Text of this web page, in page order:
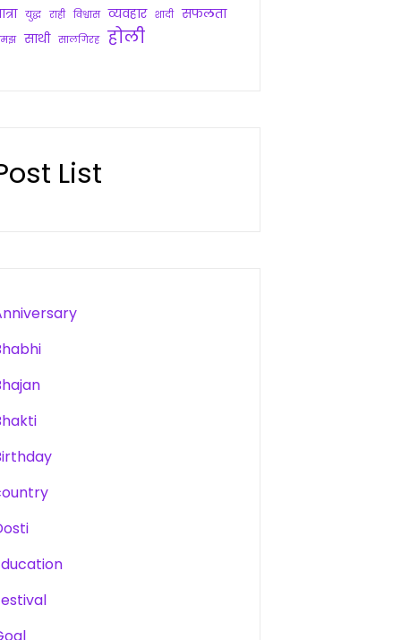
युद्ध राही विश्वास व्यवहार शादी सफलता
साथी सालगिरह होली
List